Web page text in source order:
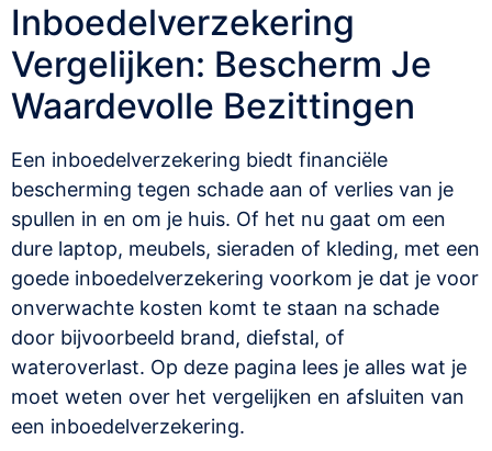
Inboedelverzekering
Vergelijken: Bescherm Je
Waardevolle Bezittingen
Een inboedelverzekering biedt financiële
bescherming tegen schade aan of verlies van je
spullen in en om je huis. Of het nu gaat om een
dure laptop, meubels, sieraden of kleding, met een
goede inboedelverzekering voorkom je dat je voor
onverwachte kosten komt te staan na schade
door bijvoorbeeld brand, diefstal, of
wateroverlast. Op deze pagina lees je alles wat je
moet weten over het vergelijken en afsluiten van
een inboedelverzekering.